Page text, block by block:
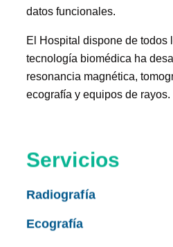
datos funcionales.
El Hospital dispone de todos
tecnología biomédica ha
resonancia magnética,
ecografía y equipos de rayos.
Servicios
Radiografía
Ecografía